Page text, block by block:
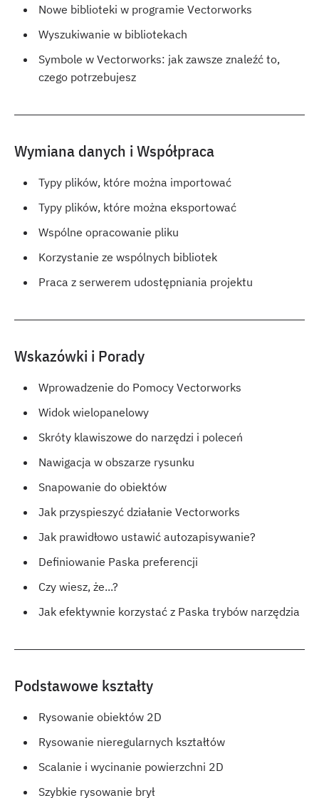
Nowe biblioteki w programie Vectorworks
Wyszukiwanie w bibliotekach
Symbole w Vectorworks: jak zawsze znaleźć to,
czego potrzebujesz
Wymiana danych i Współpraca
Typy plików, które można importować
Typy plików, które można eksportować
Wspólne opracowanie pliku
Korzystanie ze wspólnych bibliotek
Praca z serwerem udostępniania projektu
Wskazówki i Porady
Wprowadzenie do Pomocy Vectorworks
Widok wielopanelowy
Skróty klawiszowe do narzędzi i poleceń
Nawigacja w obszarze rysunku
Snapowanie do obiektów
Jak przyspieszyć działanie Vectorworks
Jak prawidłowo ustawić autozapisywanie?
Definiowanie Paska preferencji
Czy wiesz, że...?
Jak efektywnie korzystać z Paska trybów narzędzia
Podstawowe kształty
Rysowanie obiektów 2D
Rysowanie nieregularnych kształtów
Scalanie i wycinanie powierzchni 2D
Szybkie rysowanie brył